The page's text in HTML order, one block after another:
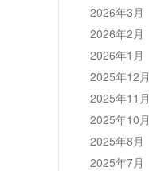
2026年3月
2026年2月
2026年1月
2025年12月
2025年11月
2025年10月
2025年8月
2025年7月